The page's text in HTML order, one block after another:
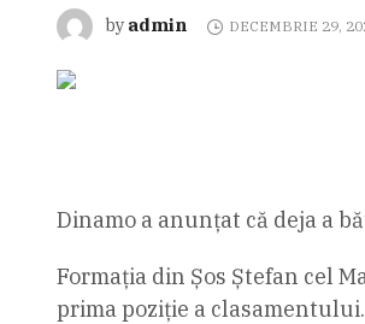
by admin DECEMBRIE 29,
Dinamo a anunțat că deja a
Formația din Șos Ștefan cel
prima poziție a